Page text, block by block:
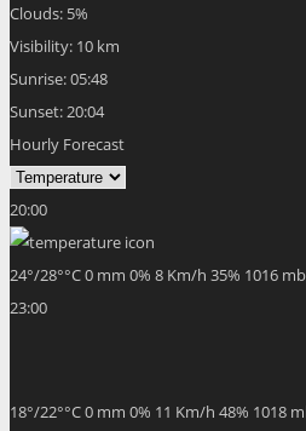
Clouds: 5%
Visibility: 10 km
Sunrise:05:48
Sunset:20:04
Hourly Forecast
20:00
24°/28°°C0 mm 0% 8 Km/h 35% 1016 mb
23:00
18°/22°°C0 mm 0% 11 Km/h 48% 1018